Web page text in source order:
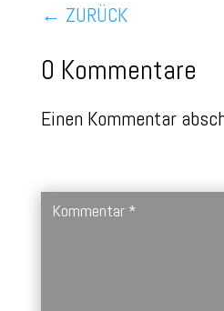
← ZURÜCK
0 Kommentare
Einen Kommentar